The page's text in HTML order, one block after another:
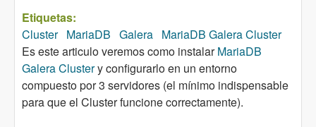
Etiquetas:
Cluster MariaDB Galera MariaDB Galera Cluster
Es este articulo veremos como instalarMariaDB
Galera Clustery configurarlo en un entorno
compuesto por 3 servidores (el mínimo indispensable
para que el Cluster funcione correctamente).